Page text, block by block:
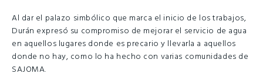
Al dar el palazo simbólico que marca el inicio de los trabajos,
Durán expresó su compromiso de mejorar el servicio de agua
en aquellos lugares donde es precario y llevarla a aquellos
donde no hay, como lo ha hecho con varias comunidades de
SAJOMA.